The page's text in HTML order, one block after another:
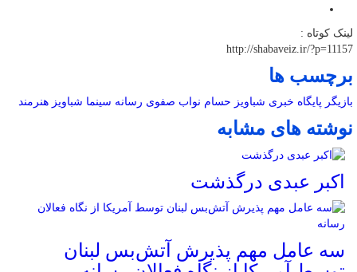
لینک کوتاه :
http://shabaveiz.ir/?p=11157
برچسب ها
بازیگر پایگاه خبری شباویز حسام نواب صفوی رسانه سینما شباویز هنرمند
نوشته های مشابه
اکبر عبدی درگذشت
سه عامل مهم پذیرش آتش‌بس لبنان